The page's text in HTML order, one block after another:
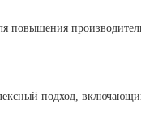
повышения
подход,